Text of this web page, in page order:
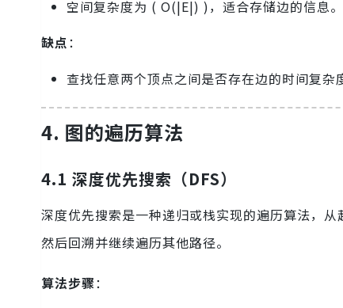
空间复杂度为 ( O(|E|) )，适合存储边的信息。
缺点 ：
查找任意两个顶点之间是否存在边的时间复杂
4. 图的遍历算法
4.1 深度优先搜索（DFS）
深度优先搜索是一种递归或栈实现的遍历算法，
然后回溯并继续遍历其他路径。
算法步骤：